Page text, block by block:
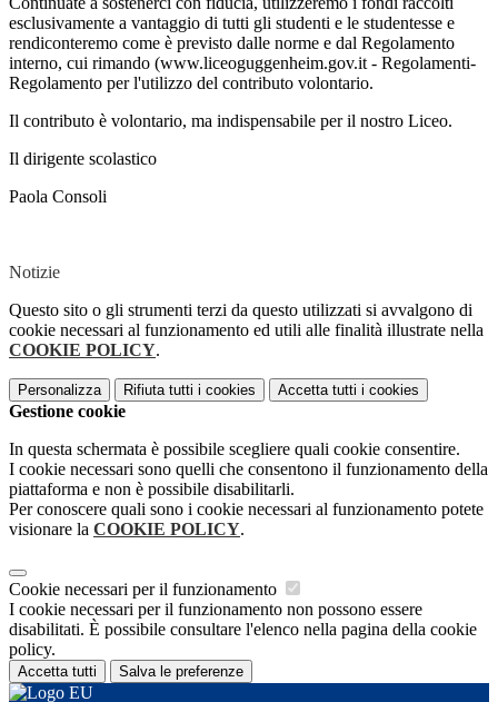
esclusivamente a vantaggio di tutti gli studenti e le studentesse e
rendiconteremo come è previsto dalle norme e dal Regolamento
interno, cui rimando (www.liceoguggenheim.gov.it - Regolamenti-
Regolamento per l'utilizzo del contributo volontario.
Il contributo è volontario, ma indispensabile per il nostro Liceo.
Il dirigente scolastico
Paola Consoli
Notizie
Questo sito o gli strumenti terzi da questo utilizzati si avvalgono di
cookie necessari al funzionamento ed utili alle finalità illustrate nella
COOKIE POLICY.
Personalizza Rifiuta tutti i cookies Accetta tutti i cookies
Gestione cookie
In questa schermata è possibile scegliere quali cookie consentire.
I cookie necessari sono quelli che consentono il funzionamento della
piattaforma e non è possibile disabilitarli.
Per conoscere quali sono i cookie necessari al funzionamento potete
visionare la COOKIE POLICY.
Cookie necessari per il funzionamento
I cookie necessari per il funzionamento non possono essere
disabilitati. È possibile consultare l'elenco nella pagina della cookie
policy.
Accetta tutti Salva le preferenze